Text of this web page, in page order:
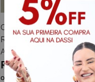
CALÇA LEGGING
RECORTE CIRRÊ
ANA VITÓRIA
R$ 59,99
ou
6x de R$ 10,00